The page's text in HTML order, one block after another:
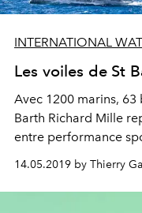
INTERNATIONAL
Les voiles de St
Avec 1200 marins, 63
Barth Richard Mille
entre performance
britannique Richard
14.05.2019 by Thierry